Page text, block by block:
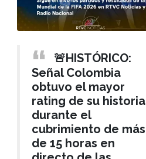
🚨HISTÓRICO:
Señal Colombia
obtuvo el mayor
rating de su historia
durante el
cubrimiento de más
de 15 horas en